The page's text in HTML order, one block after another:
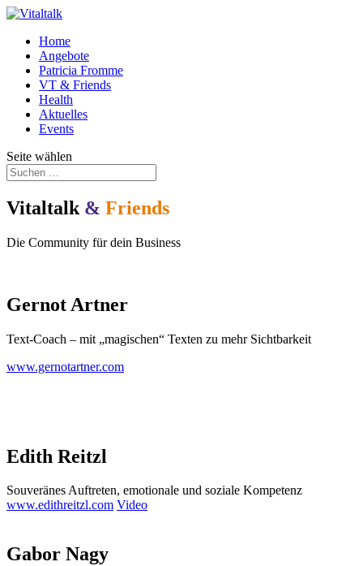
Home
Angebote
Patricia Fromme
VT & Friends
Health
Aktuelles
Events
Seite wählen
Vitaltalk & Friends
Die Community für dein Business
Gernot Artner
Text-Coach – mit „magischen“ Texten zu mehr Sichtbarkeit
www.gernotartner.com
Edith Reitzl
Souveränes Auftreten, emotionale und soziale Kompetenz
www.edithreitzl.com Video
Gabor Nagy